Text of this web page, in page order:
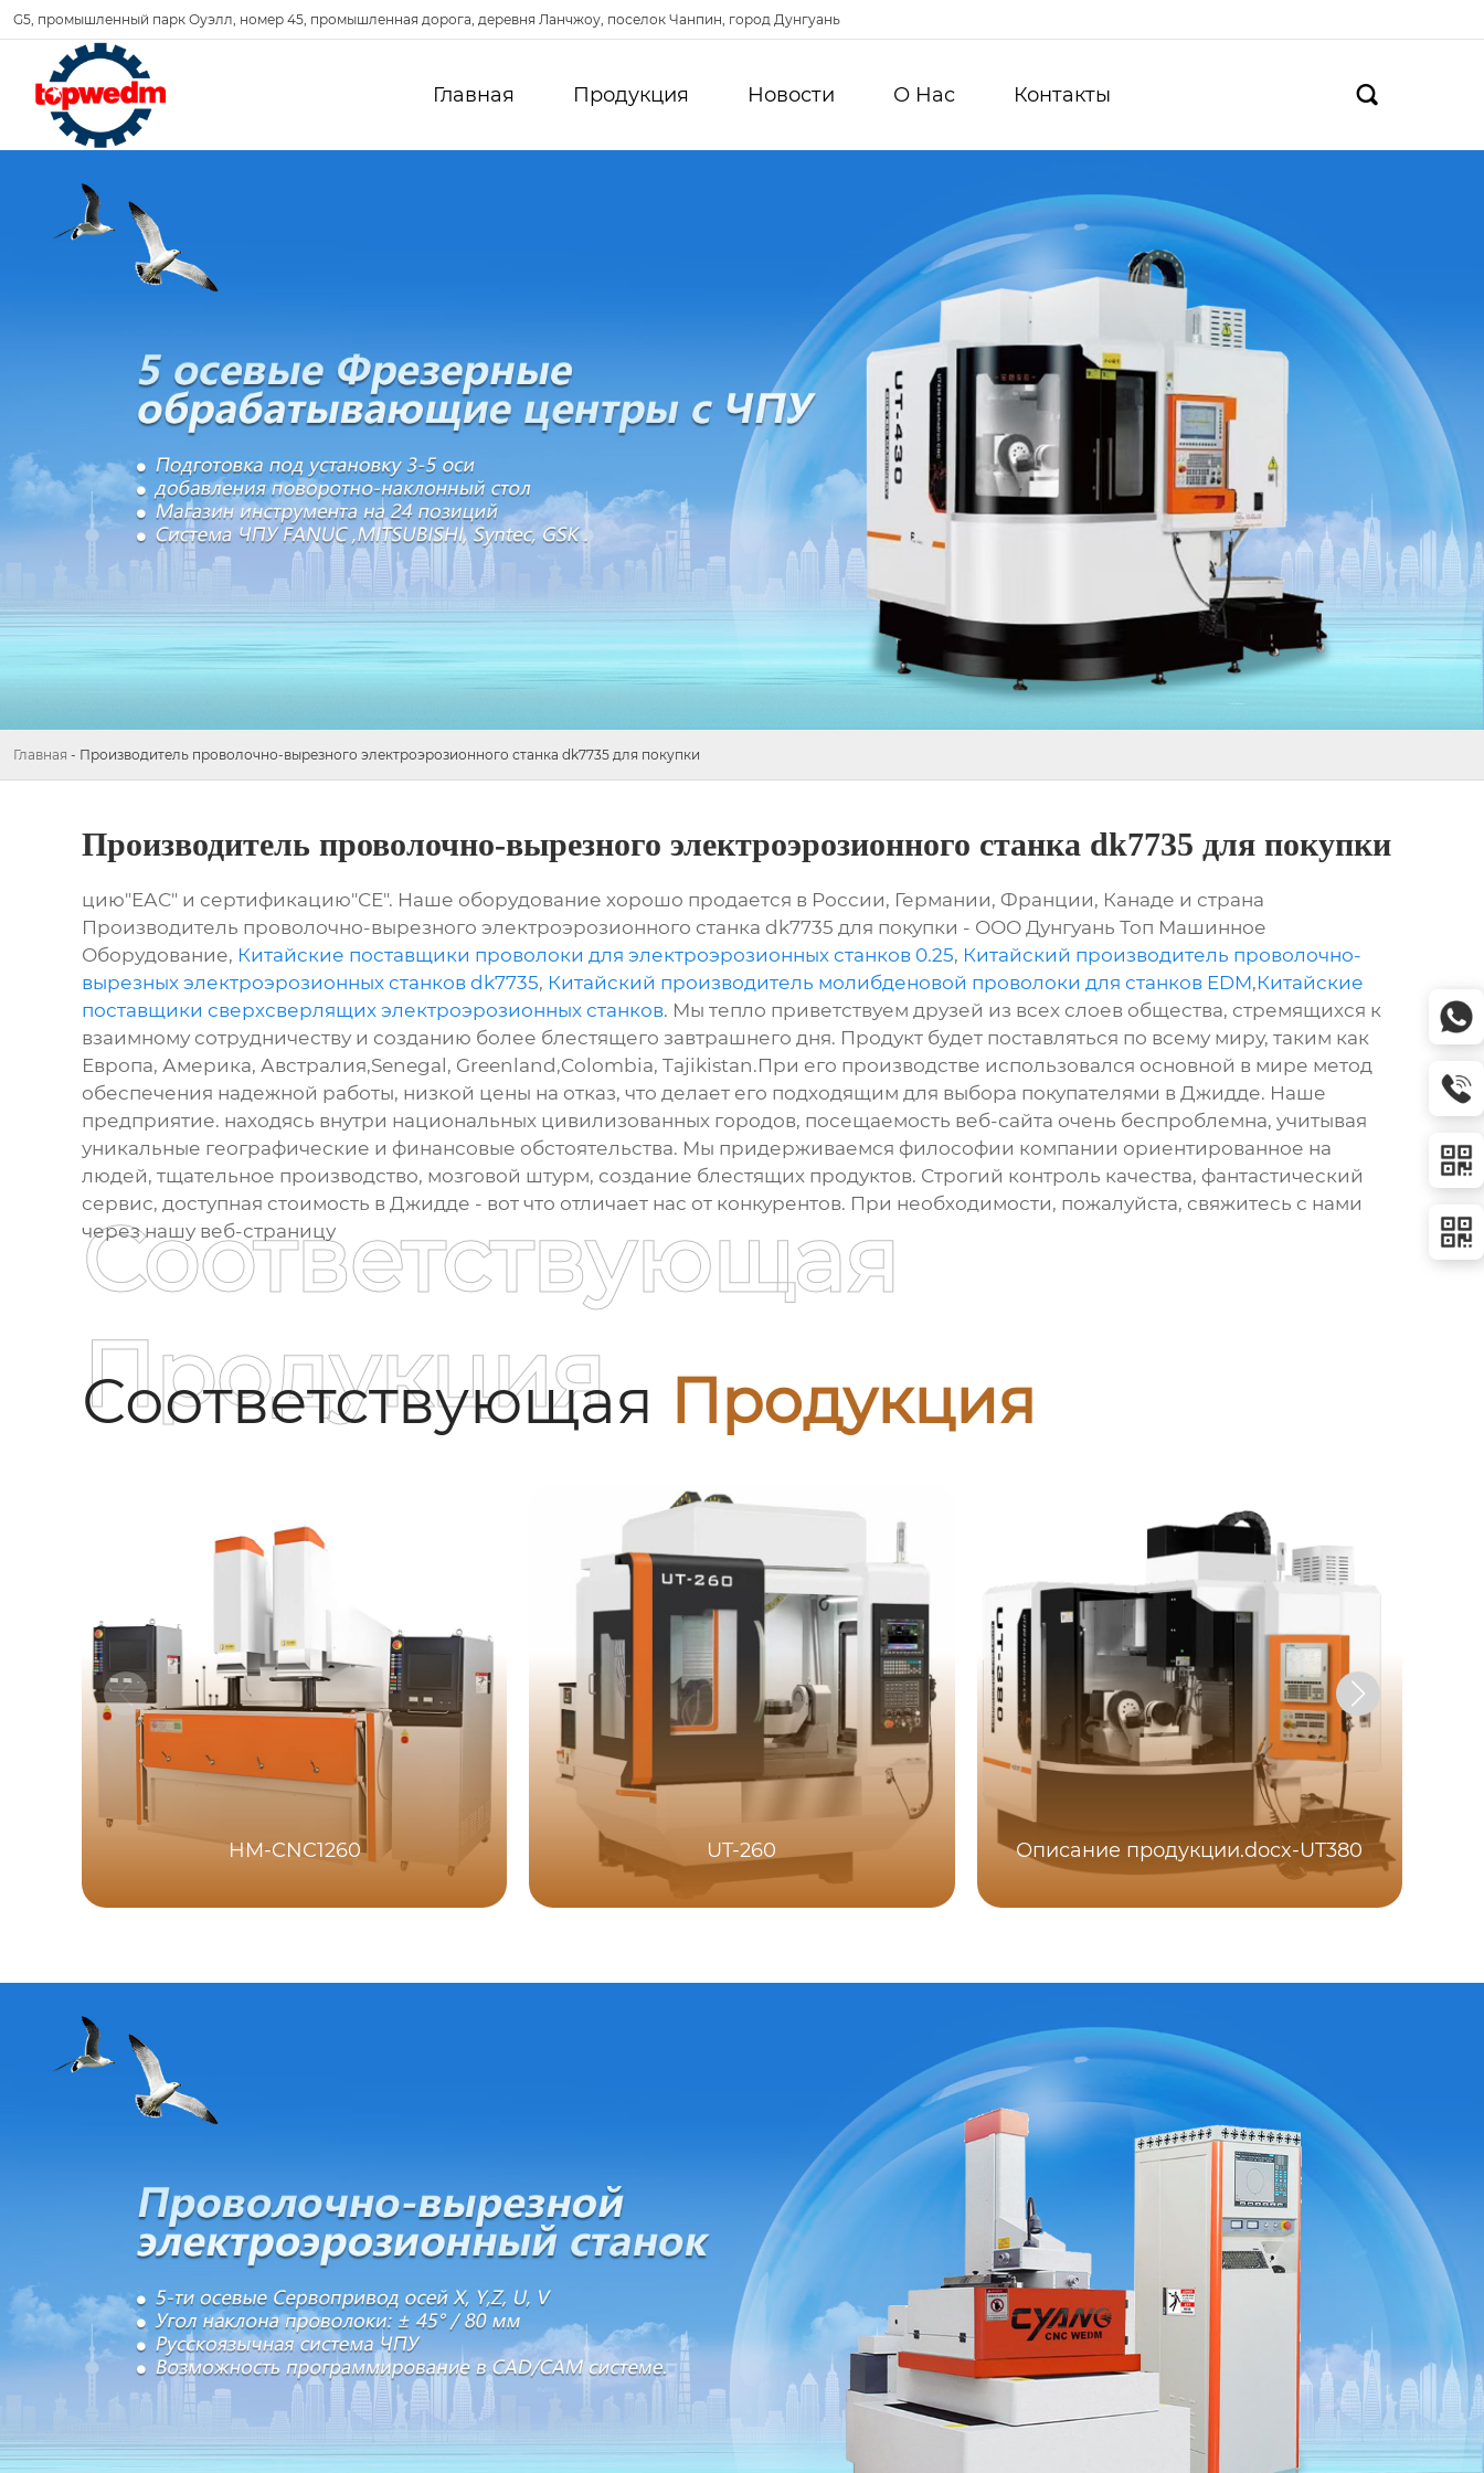
G5, промышленный парк Оуэлл, номер 45, промышленная дорога, деревня Ланчжоу, поселок Чанпин, город Дунгуань
Главная Продукция Новости О Hас Контакты 
Главная - Производитель проволочно-вырезного электроэрозионного станка dk7735 для покупки
Производитель проволочно-вырезного электроэрозионного станка dk7735 для покупки
цию"ЕАС" и сертификацию"СЕ". Наше оборудование хорошо продается в России, Германии, Франции, Канаде и страна
Производитель проволочно-вырезного электроэрозионного станка dk7735 для покупки - ООО Дунгуань Топ Машинное
Оборудование, Китайские поставщики проволоки для электроэрозионных станков 0.25, Китайский производитель проволочно-
вырезных электроэрозионных станков dk7735, Китайский производитель молибденовой проволоки для станков EDM,Китайские
поставщики сверхсверлящих электроэрозионных станков. Мы тепло приветствуем друзей из всех слоев общества, стремящихся к
взаимному сотрудничеству и созданию более блестящего завтрашнего дня. Продукт будет поставляться по всему миру, таким как
Европа, Америка, Австралия,Senegal, Greenland,Colombia, Tajikistan.При его производстве использовался основной в мире метод
обеспечения надежной работы, низкой цены на отказ, что делает его подходящим для выбора покупателями в Джидде. Наше
предприятие. находясь внутри национальных цивилизованных городов, посещаемость веб-сайта очень беспроблемна, учитывая
уникальные географические и финансовые обстоятельства. Мы придерживаемся философии компании ориентированное на
людей, тщательное производство, мозговой штурм, создание блестящих продуктов. Строгий контроль качества, фантастический
сервис, доступная стоимость в Джидде - вот что отличает нас от конкурентов. При необходимости, пожалуйста, свяжитесь с нами
через нашу веб-страницу
Соответствующая Продукция
Соответствующая
Продукция
HM-CNC1260 UT-260 Описание продукции.docx-UT380